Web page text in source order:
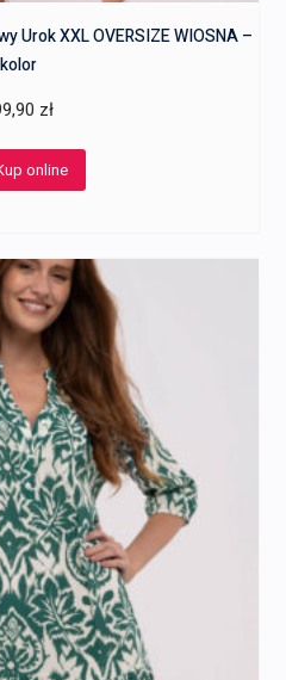
Urok XXL OVERSIZE WIOSNA –
kolor
zł
online